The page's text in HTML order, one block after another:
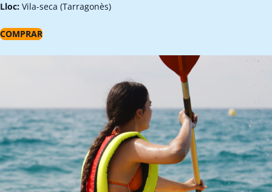
Lloc: Vila-seca (Tarragonès)
COMPRAR